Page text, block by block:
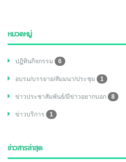
หมวดหมู่
ปฏิทินกิจกรรม 6
อบรม/บรรยาย/สัมมนา/ประชุม 1
ข่าวประชาสัมพันธ์/มีข่าวอยากบอก 8
ข่าวบริการ 1
ข่าวสารล่าสุด